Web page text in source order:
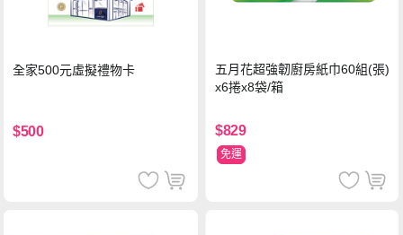
全家500元虛擬禮物卡
$500
五月花超強韌廚房紙巾60組(張)
x6捲x8袋/箱
$829
免運